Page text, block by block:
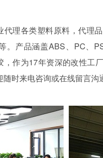
代理各类塑料原料，代理
。产品涵盖ABS、PC、
作为17年资深的改性工
时来电咨询或在线留言沟